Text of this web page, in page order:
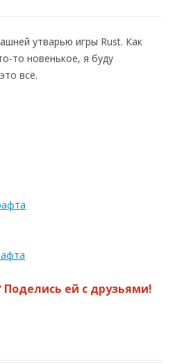
утварью игры Rust. Как
то новенькое, я буду
всё.
Поделись ей с друзьями!